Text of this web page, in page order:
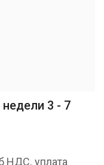
3 - 7
НДС, уплата